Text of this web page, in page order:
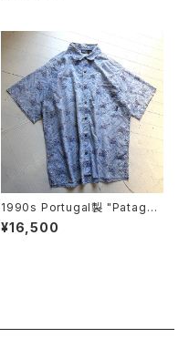
1990s Portugal製 "Patagon
ia" dreamtime shirt
¥16,500